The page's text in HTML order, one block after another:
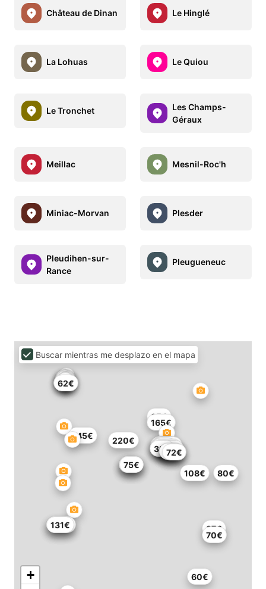
Château de Dinan Le Hinglé
La Lohuas Le Quiou
Le Tronchet
Les Champs-
Géraux
Meillac Mesnil-Roc'h
Miniac-Morvan Plesder
Pleudihen-sur-
Rance
Pleugueneuc
85€
165€
220€
72€
59€
125€
172€
55€
171€
50€
210€
47€
39€
100€
57€
76€
70€
81€
75€
80€
108€
60€
67€
70€
145€
62€
75€
170€
103€
131€
+
Buscar mientras me desplazo en el mapa